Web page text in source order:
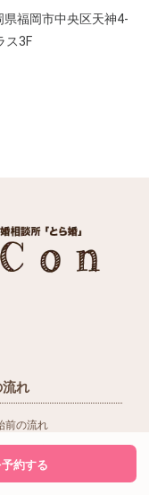
福岡市中央区天神4-
ス3F
れ
前の流れ
動の流れ
約する